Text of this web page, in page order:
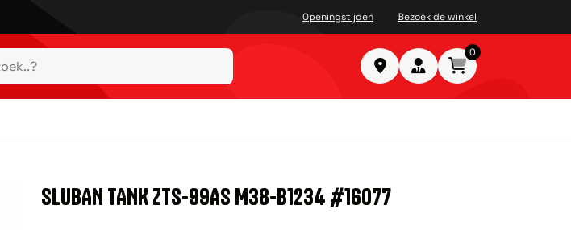
Openingstijden Bezoek de winkel
0
SLUBAN TANK ZTS-99AS M38-B1234 #16077